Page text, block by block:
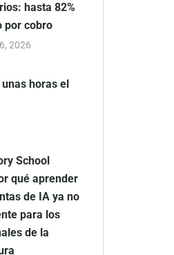
hasta 82%
por cobro
2026
horas el
School
qué aprender
de IA ya no
para los
de la